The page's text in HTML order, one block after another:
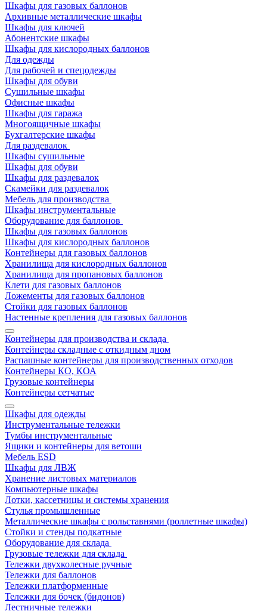
Шкафы для газовых баллонов
Архивные металлические шкафы
Шкафы для ключей
Абонентские шкафы
Шкафы для кислородных баллонов
Для одежды
Для рабочей и спецодежды
Шкафы для обуви
Сушильные шкафы
Офисные шкафы
Шкафы для гаража
Многоящичные шкафы
Бухгалтерские шкафы
Для раздевалок
Шкафы сушильные
Шкафы для обуви
Шкафы для раздевалок
Скамейки для раздевалок
Мебель для производства
Шкафы инструментальные
Оборудование для баллонов
Шкафы для газовых баллонов
Шкафы для кислородных баллонов
Контейнеры для газовых баллонов
Хранилища для кислородных баллонов
Хранилища для пропановых баллонов
Клети для газовых баллонов
Ложементы для газовых баллонов
Стойки для газовых баллонов
Настенные крепления для газовых баллонов
Контейнеры для производства и склада
Контейнеры складные с откидным дном
Распашные контейнеры для производственных отходов
Контейнеры КО, КОА
Грузовые контейнеры
Контейнеры сетчатые
Шкафы для одежды
Инструментальные тележки
Тумбы инструментальные
Ящики и контейнеры для ветоши
Мебель ESD
Шкафы для ЛВЖ
Хранение листовых материалов
Компьютерные шкафы
Лотки, кассетницы и системы хранения
Стулья промышленные
Металлические шкафы с рольставнями (роллетные шкафы)
Стойки и стенды подкатные
Оборудование для склада
Грузовые тележки для склада
Тележки двухколесные ручные
Тележки для баллонов
Тележки платформенные
Тележки для бочек (бидонов)
Лестничные тележки